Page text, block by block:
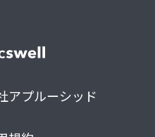
アプルーシッド